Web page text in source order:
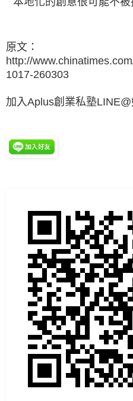
原文：
http://
1017-260303
加入Aplus創業私塾